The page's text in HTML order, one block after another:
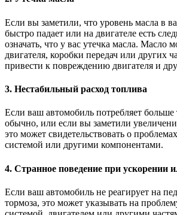
Если вы заметили, что уровень масла в
быстро падает или на двигателе есть
означать, что у вас утечка масла. Масло
двигателя, коробки передач или других
привести к повреждению двигателя и
3. Нестабильный расход топлива
Если ваш автомобиль потребляет больше
обычно, или если вы заметили
это может свидетельствовать о
системой или другими компонентами.
4. Странное поведение при ускорении
Если ваш автомобиль не реагирует на
тормоза, это может указывать на